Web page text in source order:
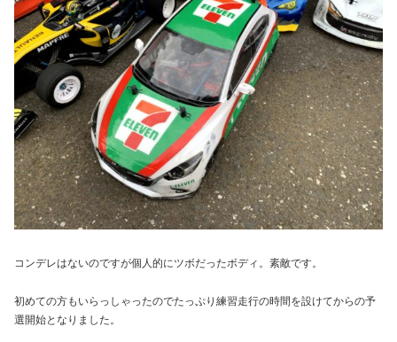
コンデレはないのですが個人的にツボだったボディ。素敵です。
初めての方もいらっしゃったのでたっぷり練習走行の時間を設けてからの予
選開始となりました。